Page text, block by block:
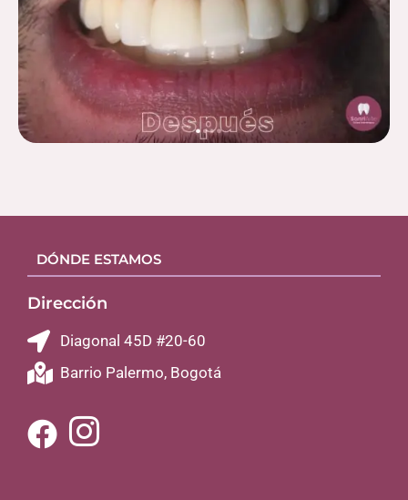
DÓNDE ESTAMOS
Dirección
Diagonal 45D #20-60
Barrio Palermo, Bogotá